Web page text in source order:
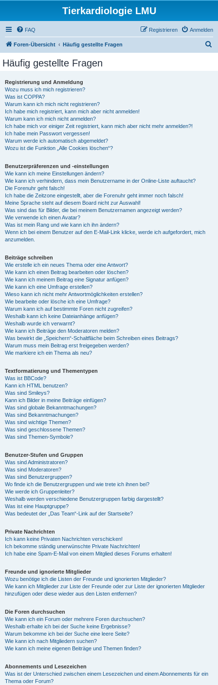
Tierkardiologie LMU
FAQ Anmelden
Registrieren
Foren-Übersicht Häufig gestellte Fragen
Häufig gestellte Fragen
Registrierung und Anmeldung
Wozu muss ich mich registrieren?
Was ist COPPA?
Warum kann ich mich nicht registrieren?
Ich habe mich registriert, kann mich aber nicht anmelden!
Warum kann ich mich nicht anmelden?
Ich habe mich vor einiger Zeit registriert, kann mich aber nicht mehr anmelden?!
Ich habe mein Passwort vergessen!
Warum werde ich automatisch abgemeldet?
Wozu ist die Funktion „Alle Cookies löschen“?
Benutzerpräferenzen und -einstellungen
Wie kann ich meine Einstellungen ändern?
Wie kann ich verhindern, dass mein Benutzername in der Online-Liste auftaucht?
Die Forenuhr geht falsch!
Ich habe die Zeitzone eingestellt, aber die Forenuhr geht immer noch falsch!
Meine Sprache steht auf diesem Board nicht zur Auswahl!
Was sind das für Bilder, die bei meinem Benutzernamen angezeigt werden?
Wie verwende ich einen Avatar?
Was ist mein Rang und wie kann ich ihn ändern?
Wenn ich bei einem Benutzer auf den E-Mail-Link klicke, werde ich aufgefordert, mich
anzumelden.
Beiträge schreiben
Wie erstelle ich ein neues Thema oder eine Antwort?
Wie kann ich einen Beitrag bearbeiten oder löschen?
Wie kann ich meinem Beitrag eine Signatur anfügen?
Wie kann ich eine Umfrage erstellen?
Wieso kann ich nicht mehr Antwortmöglichkeiten erstellen?
Wie bearbeite oder lösche ich eine Umfrage?
Warum kann ich auf bestimmte Foren nicht zugreifen?
Weshalb kann ich keine Dateianhänge anfügen?
Weshalb wurde ich verwarnt?
Wie kann ich Beiträge den Moderatoren melden?
Was bewirkt die „Speichern“-Schaltfläche beim Schreiben eines Beitrags?
Warum muss mein Beitrag erst freigegeben werden?
Wie markiere ich ein Thema als neu?
Textformatierung und Thementypen
Was ist BBCode?
Kann ich HTML benutzen?
Was sind Smileys?
Kann ich Bilder in meine Beiträge einfügen?
Was sind globale Bekanntmachungen?
Was sind Bekanntmachungen?
Was sind wichtige Themen?
Was sind geschlossene Themen?
Was sind Themen-Symbole?
Benutzer-Stufen und Gruppen
Was sind Administratoren?
Was sind Moderatoren?
Was sind Benutzergruppen?
Wo finde ich die Benutzergruppen und wie trete ich ihnen bei?
Wie werde ich Gruppenleiter?
Weshalb werden verschiedene Benutzergruppen farbig dargestellt?
Was ist eine Hauptgruppe?
Was bedeutet der „Das Team“-Link auf der Startseite?
Private Nachrichten
Ich kann keine Privaten Nachrichten verschicken!
Ich bekomme ständig unerwünschte Private Nachrichten!
Ich habe eine Spam-E-Mail von einem Mitglied dieses Forums erhalten!
Freunde und ignorierte Mitglieder
Wozu benötige ich die Listen der Freunde und ignorierten Mitglieder?
Wie kann ich Mitglieder zur Liste der Freunde oder zur Liste der ignorierten Mitglieder
hinzufügen oder diese wieder aus den Listen entfernen?
Die Foren durchsuchen
Wie kann ich ein Forum oder mehrere Foren durchsuchen?
Weshalb erhalte ich bei der Suche keine Ergebnisse?
Warum bekomme ich bei der Suche eine leere Seite?
Wie kann ich nach Mitgliedern suchen?
Wie kann ich meine eigenen Beiträge und Themen finden?
Abonnements und Lesezeichen
Was ist der Unterschied zwischen einem Lesezeichen und einem Abonnements für ein
Thema oder Forum?